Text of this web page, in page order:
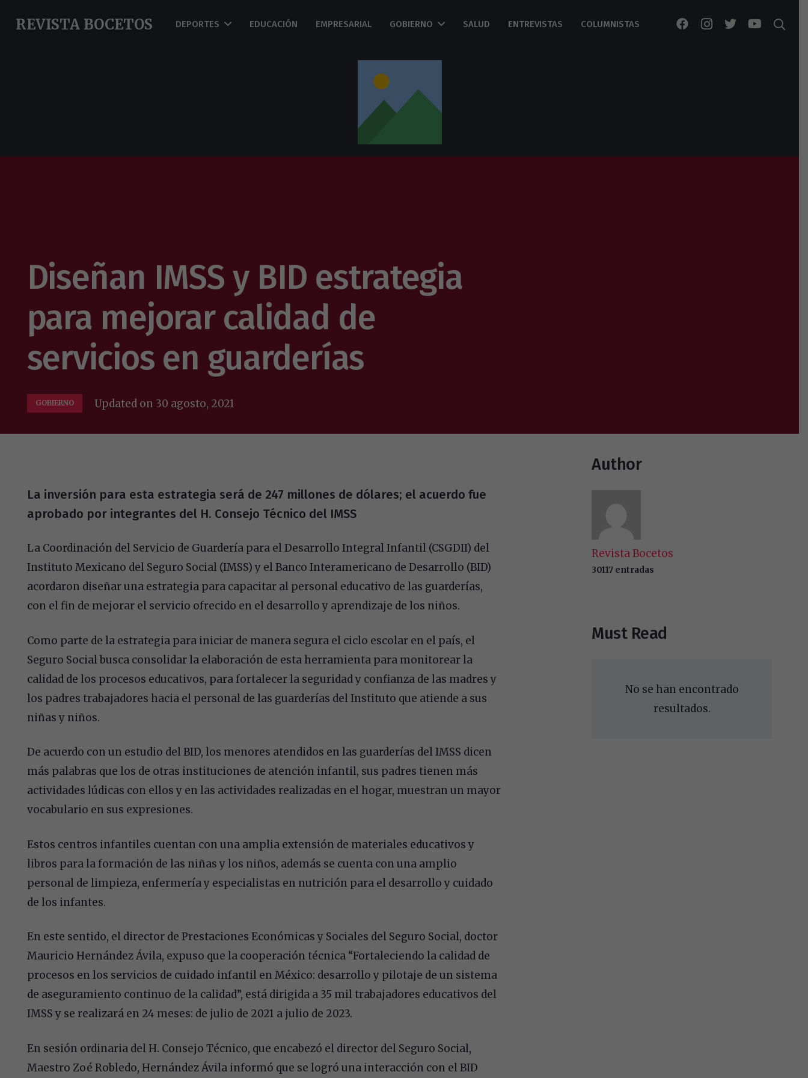
REVISTA BOCETOS DEPORTES EDUCACIÓN EMPRESARIAL GOBIERNO SALUD ENTREVISTAS COLUMNISTAS
Diseñan IMSS y BID estrategia
para mejorar calidad de
servicios en guarderías
GOBIERNO Updated on 30 agosto, 2021
La inversión para esta estrategia será de 247 millones de dólares; el acuerdo fue
aprobado por integrantes del H. Consejo Técnico del IMSS
La Coordinación del Servicio de Guardería para el Desarrollo Integral Infantil (CSGDII) del
Instituto Mexicano del Seguro Social (IMSS) y el Banco Interamericano de Desarrollo (BID)
acordaron diseñar una estrategia para capacitar al personal educativo de las guarderías,
con el fin de mejorar el servicio ofrecido en el desarrollo y aprendizaje de los niños.
Como parte de la estrategia para iniciar de manera segura el ciclo escolar en el país, el
Seguro Social busca consolidar la elaboración de esta herramienta para monitorear la
calidad de los procesos educativos, para fortalecer la seguridad y confianza de las madres y
los padres trabajadores hacia el personal de las guarderías del Instituto que atiende a sus
niñas y niños.
De acuerdo con un estudio del BID, los menores atendidos en las guarderías del IMSS dicen
más palabras que los de otras instituciones de atención infantil, sus padres tienen más
actividades lúdicas con ellos y en las actividades realizadas en el hogar, muestran un mayor
vocabulario en sus expresiones.
Estos centros infantiles cuentan con una amplia extensión de materiales educativos y
libros para la formación de las niñas y los niños, además se cuenta con una amplio
personal de limpieza, enfermería y especialistas en nutrición para el desarrollo y cuidado
de los infantes.
En este sentido, el director de Prestaciones Económicas y Sociales del Seguro Social, doctor
Mauricio Hernández Ávila, expuso que la cooperación técnica “Fortaleciendo la calidad de
procesos en los servicios de cuidado infantil en México: desarrollo y pilotaje de un sistema
de aseguramiento continuo de la calidad”, está dirigida a 35 mil trabajadores educativos del
IMSS y se realizará en 24 meses: de julio de 2021 a julio de 2023.
En sesión ordinaria del H. Consejo Técnico, que encabezó el director del Seguro Social,
Maestro Zoé Robledo, Hernández Ávila informó que se logró una interacción con el BID
Author
Revista Bocetos
30117 entradas
Must Read
No se han encontrado
resultados.